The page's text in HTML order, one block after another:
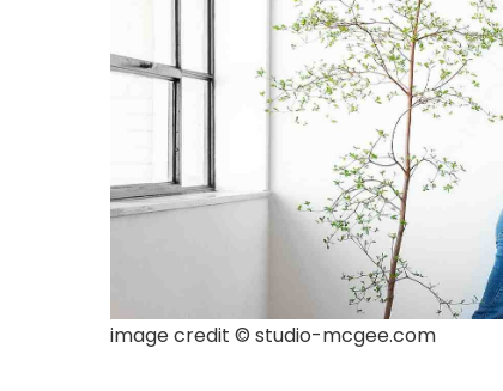
image credit © studio-mcgee.com